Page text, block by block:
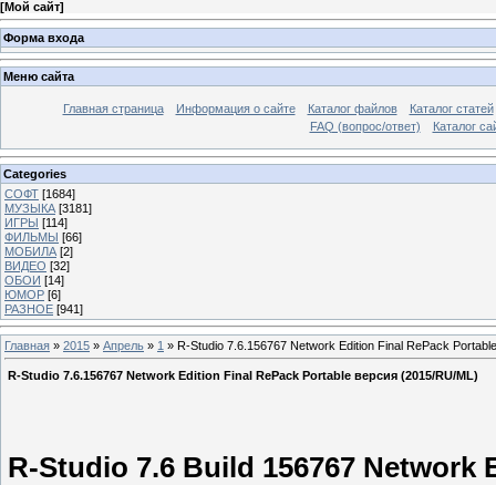
[Мой сайт]
Форма входа
Меню сайта
Главная страница Информация о сайте Каталог файлов
Каталог статей
FAQ (вопрос/ответ)
Каталог
Categories
СОФТ [1684]
МУЗЫКА [3181]
ИГРЫ [114]
ФИЛЬМЫ [66]
МОБИЛА [2]
ВИДЕО [32]
ОБОИ [14]
ЮМОР [6]
РАЗНОЕ [941]
Главная » 2015 » Апрель » 1 » R-Studio 7.6.156767 Network Edition Final RePack
R-Studio 7.6.156767 Network Edition Final RePack Portable версия (2015/RU/ML)
R-Studio 7.6 Build 156767 Network